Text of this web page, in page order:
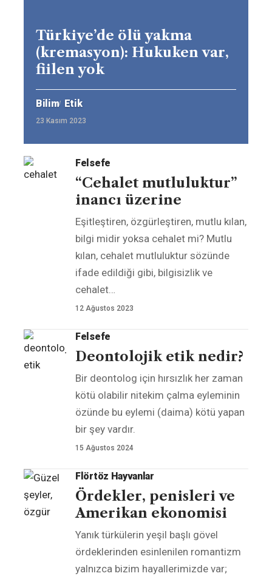
Türkiye’de ölü yakma
(kremasyon): Hukuken var,
fiilen yok
Bilim Etik
23 Kasım 2023
Felsefe
“Cehalet mutluluktur”
inancı üzerine
Eşitleştiren, özgürleştiren, mutlu kılan,
bilgi midir yoksa cehalet mi? Mutlu
kılan, cehalet mutluluktur sözünde
ifade edildiği gibi, bilgisizlik ve
cehalet…
12 Ağustos 2023
Felsefe
Deontolojik etik nedir?
Bir deontolog için hırsızlık her zaman
kötü olabilir nitekim çalma eyleminin
özünde bu eylemi (daima) kötü yapan
bir şey vardır.
15 Ağustos 2024
Flörtöz Hayvanlar
Ördekler, penisleri ve
Amerikan ekonomisi
Yanık türkülerin yeşil başlı gövel
ördeklerinden esinlenilen romantizm
yalnızca bizim hayallerimizde var;